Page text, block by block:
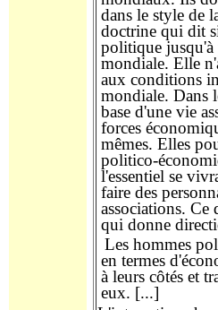
dans le style de
doctrine qui dit
politiquejusqu'à
mondiale. Elle
aux conditions
mondiale. Dans
base d'une vie
forces
mêmes. Elles
politico-
l'essentiel se
fairedes
associations. Ce
qui donne
Les hommes
en termes
à leurs côtés et
eux. [...]